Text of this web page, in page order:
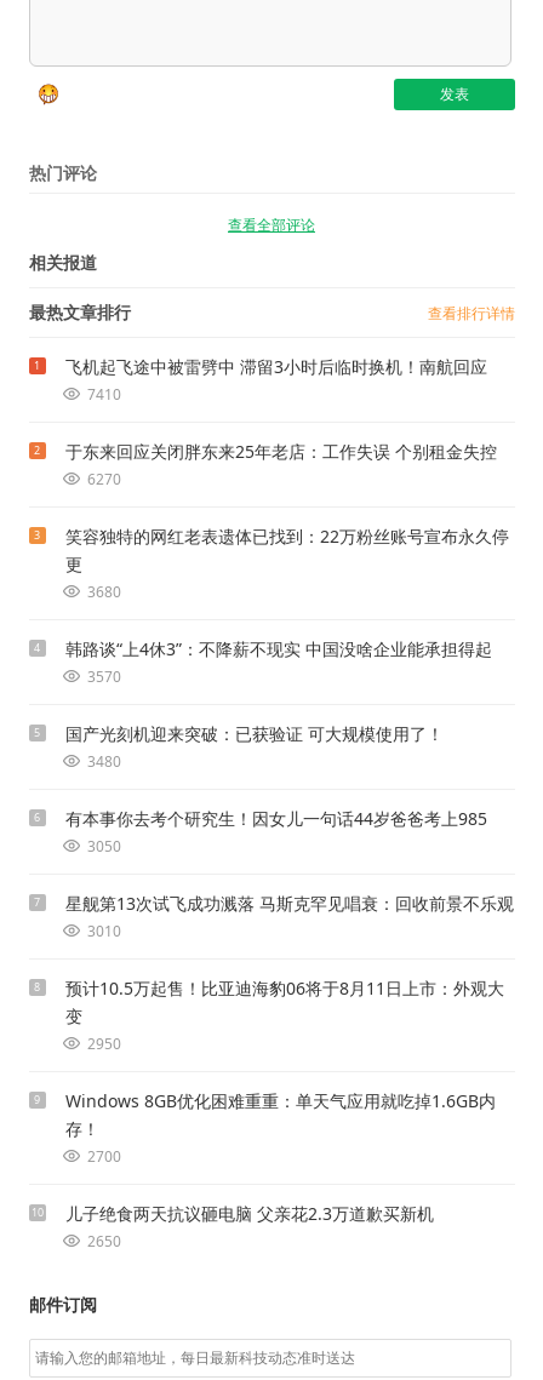
热门评论
查看全部评论
相关报道
最热文章排行 查看排行详情
1 飞机起飞途中被雷劈中 滞留3小时后临时换机！南航回应
7410
2 于东来回应关闭胖东来25年老店：工作失误 个别租金失控
6270
3
笑容独特的网红老表遗体已找到：22万粉丝账号宣布永久停
更
3680
4 韩路谈“上4休3”：不降薪不现实 中国没啥企业能承担得起
3570
5 国产光刻机迎来突破：已获验证 可大规模使用了！
3480
6 有本事你去考个研究生！因女儿一句话44岁爸爸考上985
3050
7 星舰第13次试飞成功溅落 马斯克罕见唱衰：回收前景不乐观
3010
8
预计10.5万起售！比亚迪海豹06将于8月11日上市：外观大
变
2950
9
Windows 8GB优化困难重重：单天气应用就吃掉1.6GB内
存！
2700
10 儿子绝食两天抗议砸电脑 父亲花2.3万道歉买新机
2650
邮件订阅